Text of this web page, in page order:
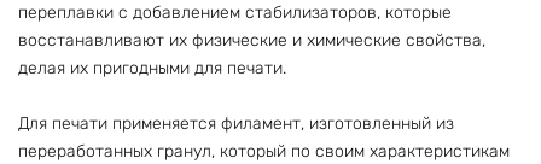
переплавки с добавлением стабилизаторов, которые
восстанавливают их физические и химические свойства,
делая их пригодными для печати.
Для печати применяется филамент, изготовленный из
переработанных гранул, который по своим характеристикам